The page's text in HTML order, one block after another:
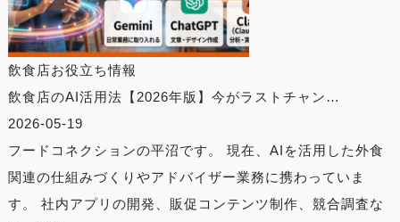
飲食店お役立ち情報
飲食店のAI活用法【2026年版】今がラストチャン…
2026-05-19
フードコネクションの平沼です。 現在、AIを活用した外食
関連の仕組みづくりやアドバイザー業務に携わっていま
す。 社内アプリの開発、販促コンテンツ制作、競合調査な